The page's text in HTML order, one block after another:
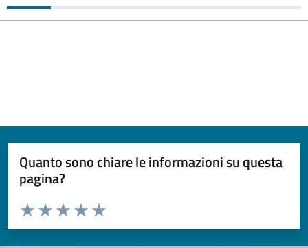
Quanto sono chiare le informazioni su questa
pagina?
Valuta da 1 a 5 stelle la pagina
Valuta 5 stelle su 5
Valuta 4 stelle su 5
Valuta 3 stelle su 5
Valuta 2 stelle su 5
Valuta 1 stelle su 5